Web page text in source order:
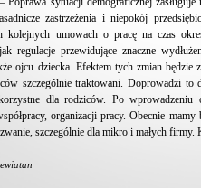
zastrzeżenia i niepokój
kolejnych umowach o pracę na czas
regulacje przewidujące znaczne
ojcu dziecka. Efektem tych zmian
szczególnie traktowani. Doprowadzi
dla rodziców. Po wprowadzeniu
organizacji pracy. Obecnie
szczególnie dla mikro i małych firmy.